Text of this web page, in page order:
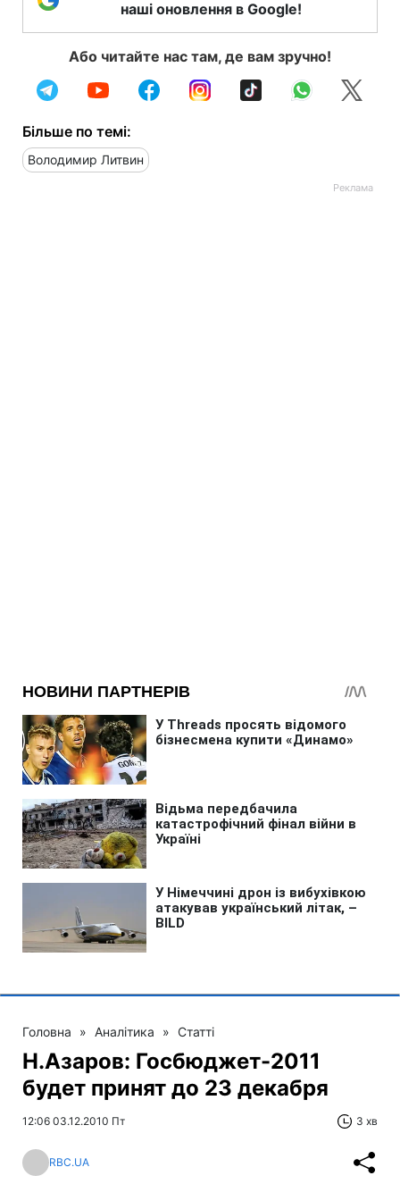
наші оновлення в Google!
Або читайте нас там, де вам зручно!
Більше по темі:
Володимир Литвин
Головна » Аналітика » Статті
Н.Азаров: Госбюджет-2011
будет принят до 23 декабря
12:06 03.12.2010 Пт 3 хв
RBC.UA